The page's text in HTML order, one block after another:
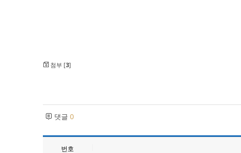
첨부 [3]
댓글 0
번호